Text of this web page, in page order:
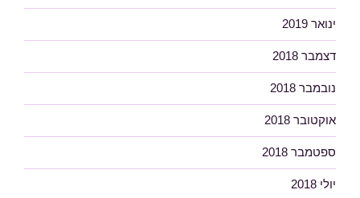
ינואר 2019
דצמבר 2018
נובמבר 2018
אוקטובר 2018
ספטמבר 2018
יולי 2018